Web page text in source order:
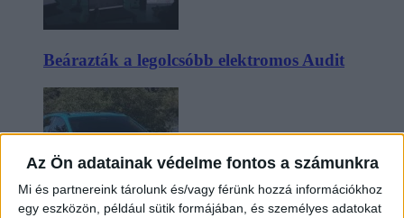
Az Ön adatainak védelme fontos a számunkra
Mi és partnereink tárolunk és/vagy férünk hozzá információkhoz
egy eszközön, például sütik formájában, és személyes adatokat
Beárazták a legolcsóbb elektromos Audit